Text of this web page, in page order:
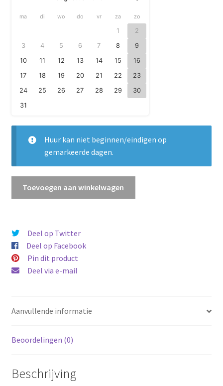
ma di wo do vr za zo
1
2
3
4 5 6 7 8
9
10
11 12 13 14 15
16
17
18 19 20 21 22
23
24
25 26 27 28 29
30
31
Huur kan niet beginnen/eindigen op
gemarkeerde dagen.
tombe
aantal
Toevoegen aan winkelwagen
Deel op Twitter
Deel op Facebook
Pin dit product
Deel via e-mail
Aanvullende informatie
Beoordelingen (0)
Beschrijving